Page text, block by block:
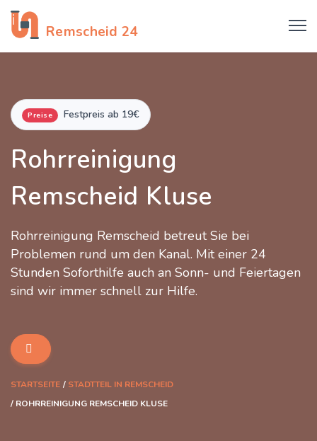
Remscheid 24
Preise Festpreis ab 19€
Rohrreinigung
Remscheid Kluse
Rohrreinigung Remscheid betreut Sie bei
Problemen rund um den Kanal. Mit einer 24
Stunden Soforthilfe auch an Sonn- und Feiertagen
sind wir immer schnell zur Hilfe.
STARTSEITE
STADTTEIL IN REMSCHEID
ROHRREINIGUNG REMSCHEID KLUSE